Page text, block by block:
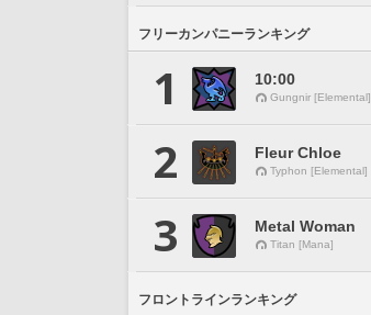
フリーカンパニーランキング
1 10:00
Gungnir [Elemental]
2 Fleur Chloe
Typhon [Elemental]
3 Metal Woman
Titan [Mana]
フロントラインランキング